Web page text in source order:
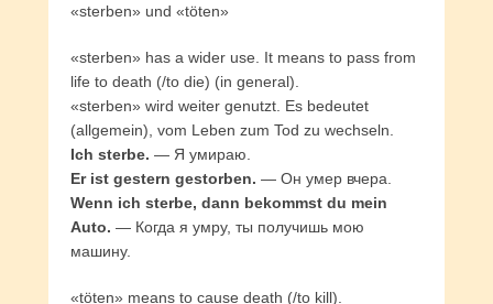
«sterben» und «töten»
«sterben» has a wider use. It means to pass from
life to death (/to die) (in general).
«sterben» wird weiter genutzt. Es bedeutet
(allgemein), vom Leben zum Tod zu wechseln.
Ich sterbe. — Я умираю.
Er ist gestern gestorben. — Он умер вчера.
Wenn ich sterbe, dann bekommst du mein
Auto. — Когда я умру, ты получишь мою
машину.
«töten» means to cause death (/to kill).